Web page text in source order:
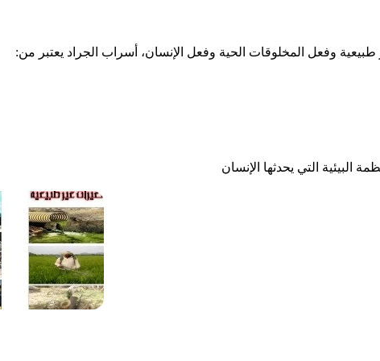
طبيعية وفعل المخلوقات الحية وفعل الإنسان، أسراب الجراد يعتبر من:
البيئية التي يحدثها الإنسان